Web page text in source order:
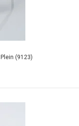
(9123)